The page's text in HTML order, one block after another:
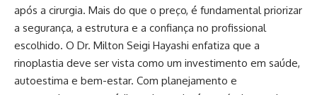
após a cirurgia. Mais do que o preço, é fundamental priorizar
a segurança, a estrutura e a confiança no profissional
escolhido. O Dr. Milton Seigi Hayashi enfatiza que a
rinoplastia deve ser vista como um investimento em saúde,
autoestima e bem-estar. Com planejamento e